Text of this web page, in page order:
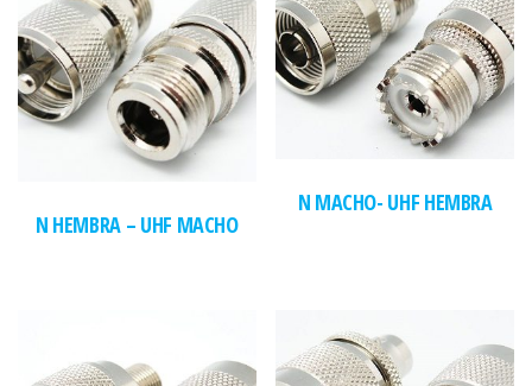
N HEMBRA – UHF MACHO
N MACHO- UHF HEMBRA